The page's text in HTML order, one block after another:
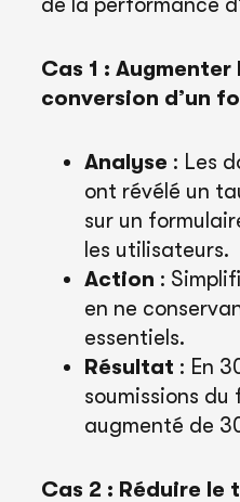
Cas 1 :
conversion d’un
Analyse : Les
ont révélé un
sur un
les utilisateurs.
Action :
en ne
essentiels.
Résultat : En
soumissions
augmenté de
Cas 2 : Réduire le